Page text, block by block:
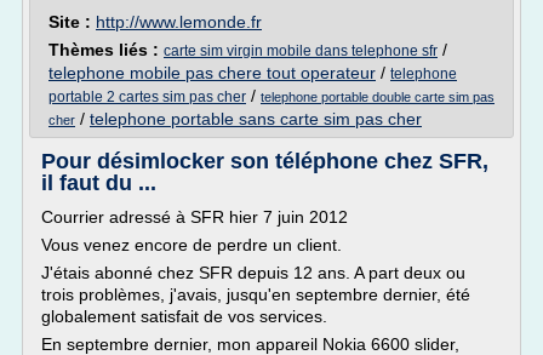
Site : http://www.lemonde.fr
Thèmes liés : carte sim virgin mobile dans telephone sfr /
telephone mobile pas chere tout operateur / telephone
portable 2 cartes sim pas cher / telephone portable double carte sim pas
cher / telephone portable sans carte sim pas cher
Pour désimlocker son téléphone chez SFR,
il faut du ...
Courrier adressé à SFR hier 7 juin 2012
Vous venez encore de perdre un client.
J'étais abonné chez SFR depuis 12 ans. A part deux ou
trois problèmes, j'avais, jusqu'en septembre dernier, été
globalement satisfait de vos services.
En septembre dernier, mon appareil Nokia 6600 slider,